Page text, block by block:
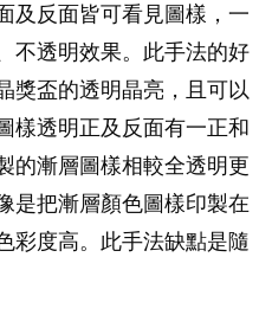
及反面皆可看見圖樣，一
不透明效果。此手法的好
獎盃的透明晶亮，且可以
樣透明正及反面有一正和
的漸層圖樣相較全透明更
是把漸層顏色圖樣印製在
彩度高。此手法缺點是隨